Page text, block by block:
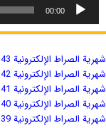
00:00
شهریة الصراط الإلكترونية 143
شهریة الصراط الإلكترونية 142
شهریة الصراط الإلكترونية 141
شهریة الصراط الإلكترونية 140
شهریة الصراط الإلكترونية 139